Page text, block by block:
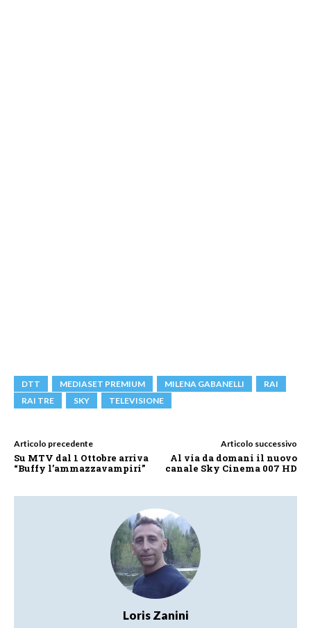
DTT MEDIASET PREMIUM MILENA GABANELLI
RAI
RAI TRE
SKY TELEVISIONE
Articolo precedente
Su MTV dal 1 Ottobre arriva
“Buffy l’ammazzavampiri”
Articolo successivo
Al via da domani il nuovo
canale Sky Cinema 007 HD
Loris Zanini